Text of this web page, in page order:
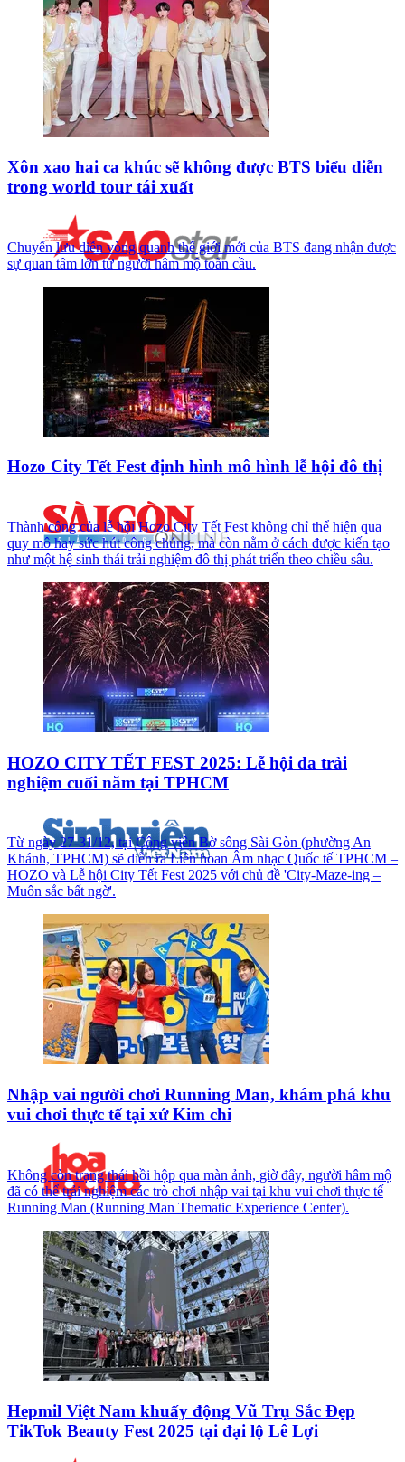
Xôn xao hai ca khúc sẽ không được BTS biểu diễn
trong world tour tái xuất
Chuyến lưu diễn vòng quanh thế giới mới của BTS đang nhận được
sự quan tâm lớn từ người hâm mộ toàn cầu.
Hozo City Tết Fest định hình mô hình lễ hội đô thị
Thành công của lễ hội Hozo City Tết Fest không chỉ thể hiện qua
quy mô hay sức hút công chúng, mà còn nằm ở cách được kiến tạo
như một hệ sinh thái trải nghiệm đô thị phát triển theo chiều sâu.
HOZO CITY TẾT FEST 2025: Lễ hội đa trải
nghiệm cuối năm tại TPHCM
Từ ngày 27-31/12, tại Công viên Bờ sông Sài Gòn (phường An
Khánh, TPHCM) sẽ diễn ra Liên hoan Âm nhạc Quốc tế TPHCM –
HOZO và Lễ hội City Tết Fest 2025 với chủ đề 'City-Maze-ing –
Muôn sắc bất ngờ'.
Nhập vai người chơi Running Man, khám phá khu
vui chơi thực tế tại xứ Kim chi
Không còn trạng thái hồi hộp qua màn ảnh, giờ đây, người hâm mộ
đã có thể trải nghiệm các trò chơi nhập vai tại khu vui chơi thực tế
Running Man (Running Man Thematic Experience Center).
Hepmil Việt Nam khuấy động Vũ Trụ Sắc Đẹp
TikTok Beauty Fest 2025 tại đại lộ Lê Lợi